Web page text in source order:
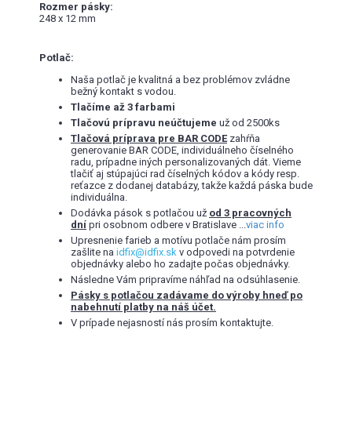
Rozmer pásky:
248 x 12 mm
Potlač:
Naša potlač je kvalitná a bez problémov zvládne
bežný kontakt s vodou.
Tlačíme až 3 farbami
Tlačovú prípravu neúčtujeme už od 2500ks
Tlačová príprava pre BAR CODEzahŕňa
generovanie BAR CODE, individuálneho číselného
radu, prípadne iných personalizovaných dát. Vieme
tlačiť aj stúpajúci rad číselných kódov a kódy resp.
reťazce z dodanej databázy, takže každá páska bude
individuálna.
Dodávka pások s potlačou už od 3 pracovných
dní pri osobnom odbere v Bratislave ...viac info
Upresnenie farieb a motívu potlače nám prosím
zašlite na idfix@idfix.sk v odpovedi na potvrdenie
objednávky alebo ho zadajte počas objednávky.
Následne Vám pripravíme náhľad na odsúhlasenie.
Pásky s potlačou zadávame do výroby hneď po
nabehnutí platby na náš účet.
V prípade nejasností nás prosím kontaktujte.